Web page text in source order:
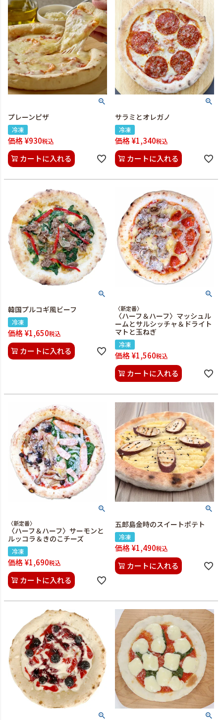
プレーンピザ
冷凍
価格¥930税込
カートに入れる
サラミとオレガノ
冷凍
価格¥1,340税込
カートに入れる
韓国プルコギ風ビーフ
冷凍
価格¥1,650税込
カートに入れる
〈新定番〉
〈ハーフ＆ハーフ〉マッシュル
ームとサルシッチャ＆ドライト
マトと玉ねぎ
冷凍
価格¥1,560税込
カートに入れる
〈新定番〉
〈ハーフ＆ハーフ〉サーモンと
ルッコラ＆きのこチーズ
冷凍
価格¥1,690税込
カートに入れる
五郎島金時のスイートポテト
冷凍
価格¥1,490税込
カートに入れる